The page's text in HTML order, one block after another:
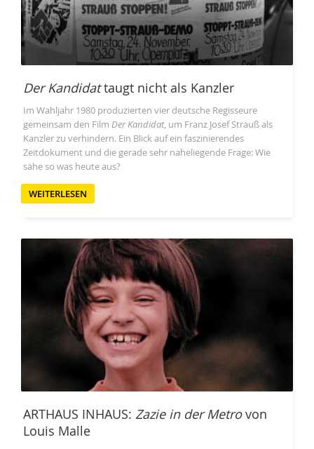
Der Kandidattaugt nicht als Kanzler
Im Wahljahr 1980 produzierten vier deutsche Regisseure
gemeinsam den Film Der Kandidat, um Franz Josef Strauß als
Kanzler zu verhindern. Ein Blick auf ein faszinierendes
Zeitdokument und die gerade sehr naheliegende Frage: Wie
sähe so was heute aus?
WEITERLESEN
ARTHAUS INHAUS: Zazie in der Metrovon
Louis Malle